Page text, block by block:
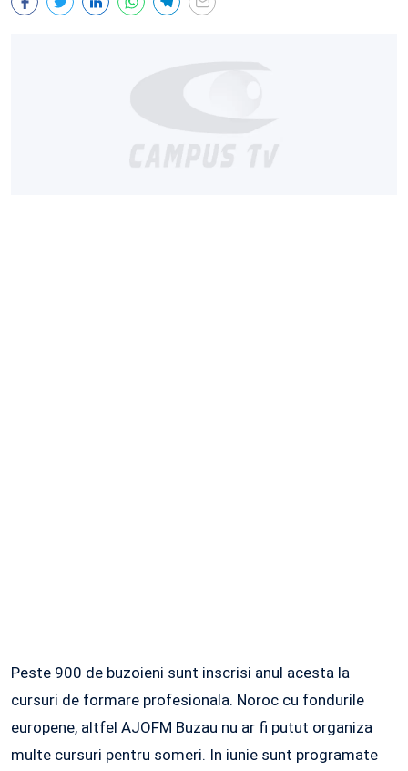
Peste 900 de buzoieni sunt inscrisi anul acesta la
cursuri de formare profesionala. Noroc cu fondurile
europene, altfel AJOFM Buzau nu ar fi putut organiza
multe cursuri pentru someri. In iunie sunt programate